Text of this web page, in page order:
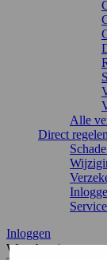
Alle
Direct regelen
Inloggen
Waar ben je naar